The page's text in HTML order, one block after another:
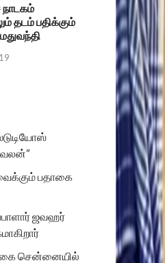
தடம் பதிக்கும்
வைக்கும் பதாகை
ஜவஹர்
சென்னையில்